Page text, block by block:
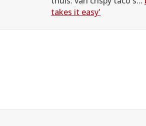
takes it easy'